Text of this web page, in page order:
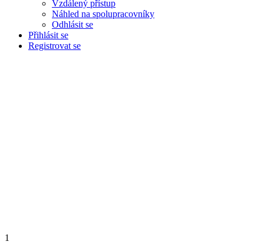
Vzdálený přístup
Náhled na spolupracovníky
Odhlásit se
Přihlásit se
Registrovat se
1